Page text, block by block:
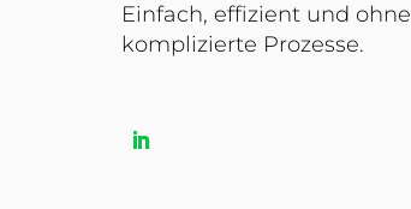
Einfach, effizient und ohne
komplizierte Prozesse.